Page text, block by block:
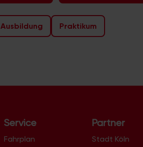
Ausbildung Praktikum
Service
Fahrplan
Partner
Stadt Köln